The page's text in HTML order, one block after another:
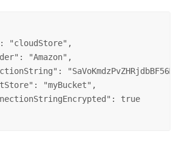
"cloudStore",
"Amazon",
"myBucket",
true